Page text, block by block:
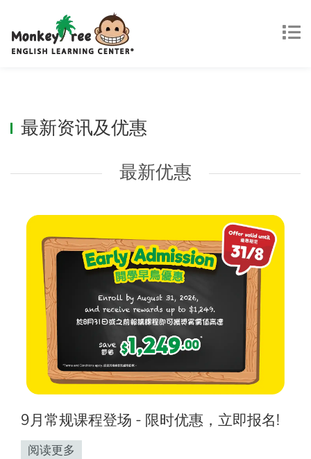
最新资讯及优惠
最新优惠
9月常规课程登场 - 限时优惠，立即报名!
阅读更多